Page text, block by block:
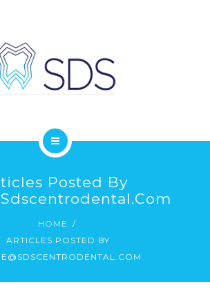
DENTALES EN MADRID
MADRID
Posted By
HOME
ARTICLES POSTED BY